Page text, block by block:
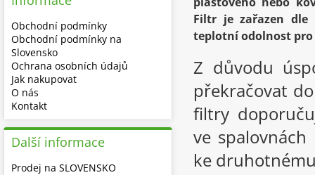
Filtr je zařazen dle
teplotní odolnost pro
Z důvodu
překračovat
filtry
ve
ke
Obchodní podmínky
Obchodní podmínky na
Slovensko
Ochrana osobních údajů
Jak nakupovat
O nás
Kontakt
Další informace
Prodej na SLOVENSKO